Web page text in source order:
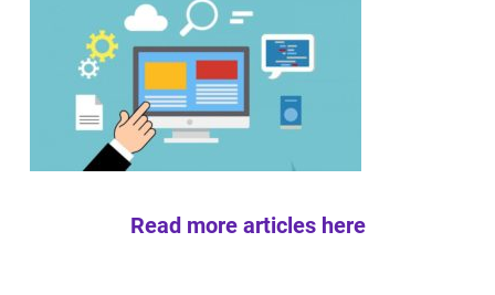
Read more articles here